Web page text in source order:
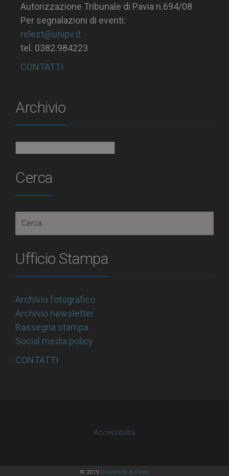
Autorizzazione Tribunale di Pavia n.694/08
Per segnalazioni di eventi:
relest@unipv.it
tel. 0382.984223
CONTATTI
Archivio
Cerca
Ufficio Stampa
Archivio fotografico
Archivio newsletter
Rassegna stampa
Social media policy
CONTATTI
Accessibilità
© 2019 Università di Pavia